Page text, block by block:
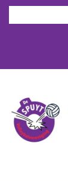
Skip